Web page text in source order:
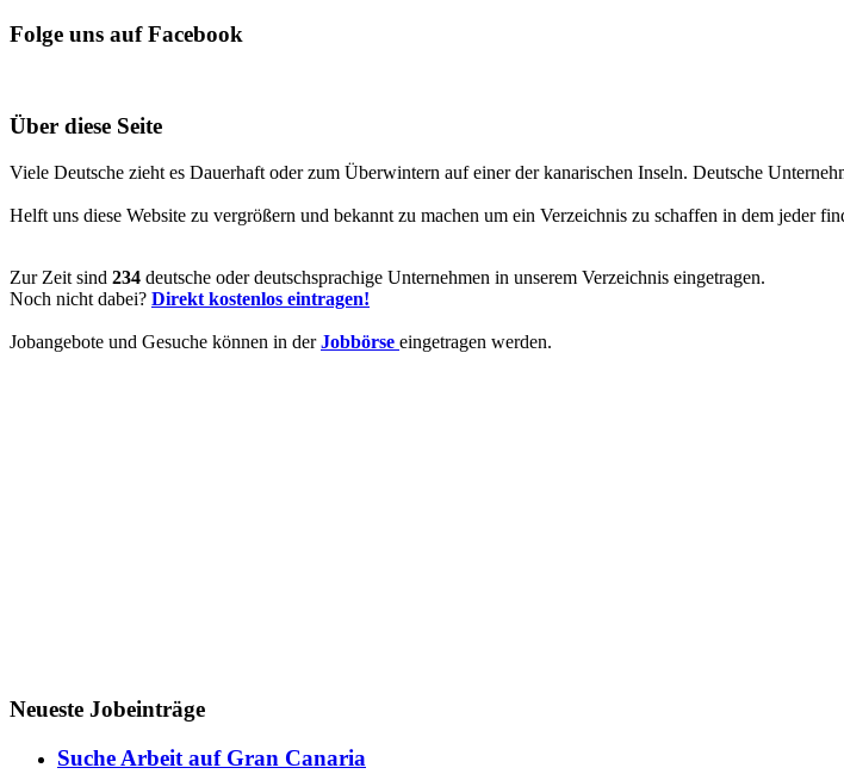
Folge uns auf Facebook
Über diese Seite
Viele Deutsche zieht es Dauerhaft oder zum Überwintern auf einer der kanarischen Inseln. Deutsche
Helft uns diese Website zu vergrößern und bekannt zu machen um ein Verzeichnis zu schaffen in dem jeder
Zur Zeit sind 234 deutsche oder deutschsprachige Unternehmen in unserem Verzeichnis eingetragen.
Noch nicht dabei? Direkt kostenlos eintragen!
Jobangebote und Gesuche können in derJobbörse eingetragen werden.
Neueste Jobeinträge
Suche Arbeit auf Gran Canaria